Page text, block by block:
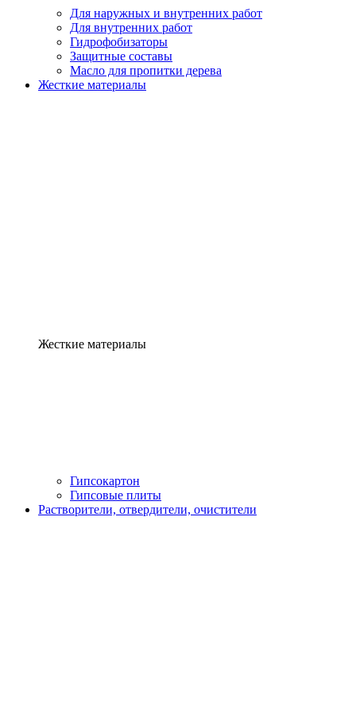
Для наружных и внутренних работ
Для внутренних работ
Гидрофобизаторы
Защитные составы
Масло для пропитки дерева
Жесткие материалы
Жесткие материалы
Гипсокартон
Гипсовые плиты
Растворители, отвердители, очистители